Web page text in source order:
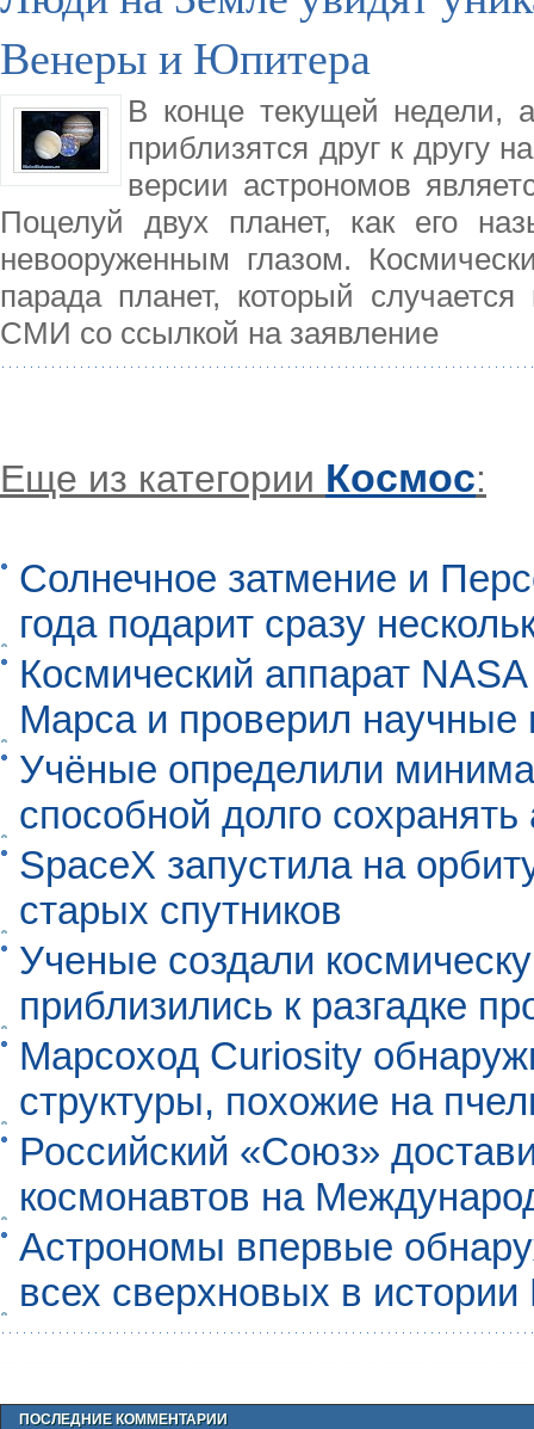
Венеры и Юпитера
В конце текущей недели,
приблизятся друг к другу
версии астрономов
Поцелуй двух планет, как его
невооруженным глазом.
парада планет, который
СМИ со ссылкой на заявление
Еще из категории Космос:
Солнечное затмение и
года подарит сразу
Космический аппарат
Марса и проверил научные
Учёные определили
способной долго
SpaceX запустила на
старых спутников
Ученые создали
приблизились к разгадке
Марсоход Curiosity
структуры, похожие на
Российский «Союз»
космонавтов на
Астрономы впервые
всех сверхновых в
ПОСЛЕДНИЕ КОММЕНТАРИИ